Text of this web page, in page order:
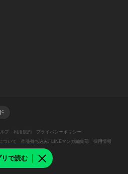
リで読む
プ 利用規約
プライバシーポリシー
ついて 作品持ち込み/ LINEマンガ編集部
採用情報